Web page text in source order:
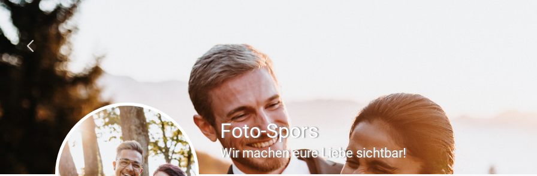
Foto-Spors
Wir machen eure Liebe sichtbar!